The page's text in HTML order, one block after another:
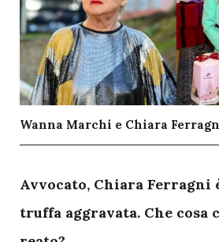
Wanna Marchi e Chiara
Avvocato, Chiara Ferragni
truffa aggravata. Che cosa